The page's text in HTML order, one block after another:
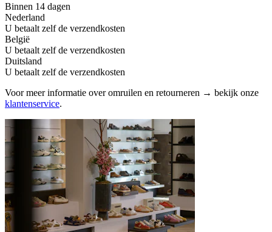
Binnen 14 dagen
Nederland
U betaalt zelf de verzendkosten
België
U betaalt zelf de verzendkosten
Duitsland
U betaalt zelf de verzendkosten
Voor meer informatie over omruilen en retourneren → bekijk onze
klantenservice.